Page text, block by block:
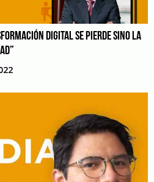
DIGITAL SE PIERDE SINO LA